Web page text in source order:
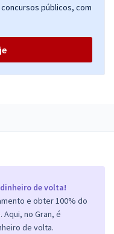
de volta!
e obter 100% do
no Gran, é
de volta.
públicos, com